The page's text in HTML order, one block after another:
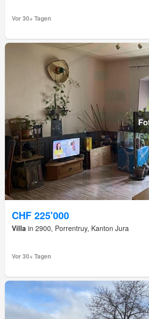
Vor 30+ Tagen
CHF 225'000
Villa in 2900, Porrentruy, Kanton Jura
Vor 30+ Tagen